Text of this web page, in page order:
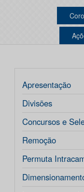
Apresentação
Divisões
Concursos e
Remoção
Permuta